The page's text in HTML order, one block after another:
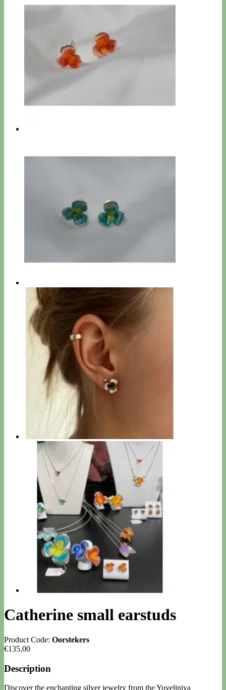
Catherine small earstuds
Product Code: Oorstekers
€135,00
Description
Discover the enchanting silver jewelry from the Yuveliniya